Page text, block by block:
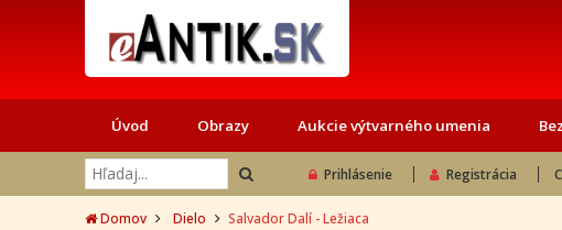
Úvod Obrazy Aukcie výtvarného umenia
Prihlásenie Registrácia
Domov Dielo Salvador Dalí - Ležiaca